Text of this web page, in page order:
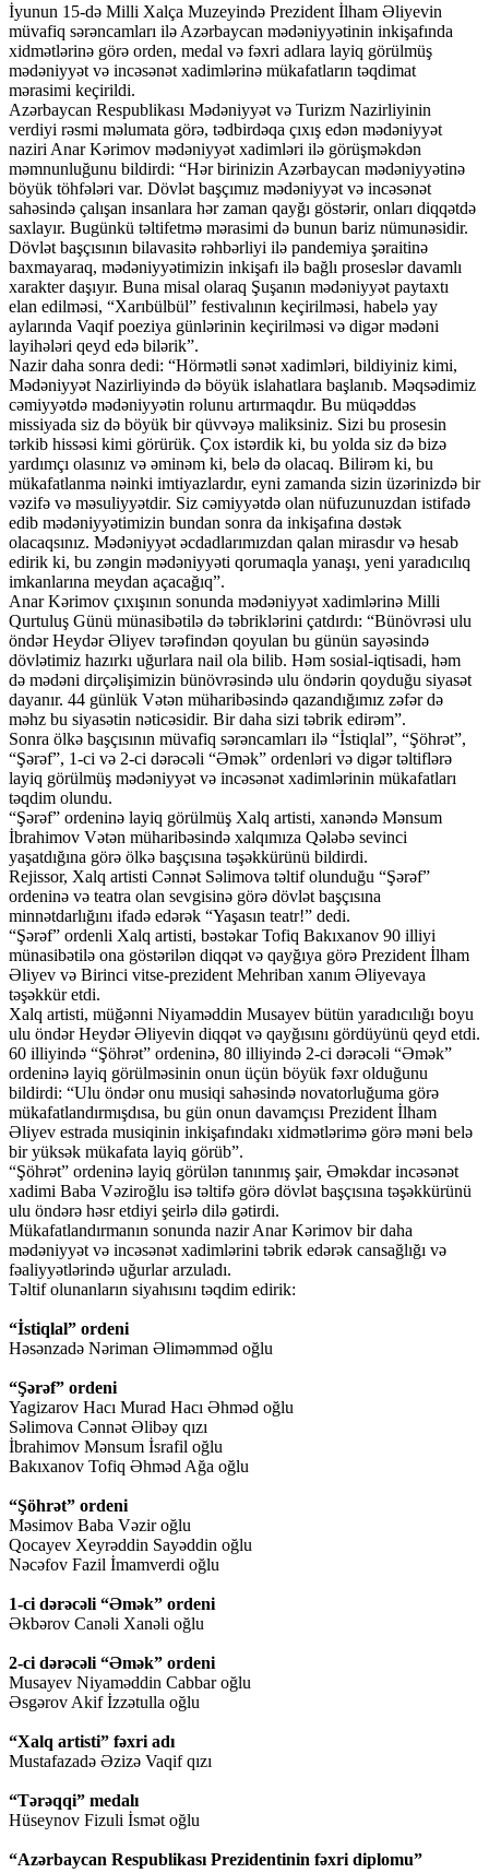
İyunun 15-də Milli Xalça Muzeyində Prezident İlham Əliyevin
müvafiq sərəncamları ilə Azərbaycan mədəniyyətinin inkişafında
xidmətlərinə görə orden, medal və fəxri adlara layiq görülmüş
mədəniyyət və incəsənət xadimlərinə mükafatların təqdimat
mərasimi keçirildi.
Azərbaycan Respublikası Mədəniyyət və Turizm Nazirliyinin
verdiyi rəsmi məlumata görə, tədbirdəqa çıxış edən mədəniyyət
naziri Anar Kərimov mədəniyyət xadimləri ilə görüşməkdən
məmnunluğunu bildirdi: “Hər birinizin Azərbaycan mədəniyyətinə
böyük töhfələri var. Dövlət başçımız mədəniyyət və incəsənət
sahəsində çalışan insanlara hər zaman qayğı göstərir, onları diqqətdə
saxlayır. Bugünkü təltifetmə mərasimi də bunun bariz nümunəsidir.
Dövlət başçısının bilavasitə rəhbərliyi ilə pandemiya şəraitinə
baxmayaraq, mədəniyyətimizin inkişafı ilə bağlı proseslər davamlı
xarakter daşıyır. Buna misal olaraq Şuşanın mədəniyyət paytaxtı
elan edilməsi, “Xarıbülbül” festivalının keçirilməsi, habelə yay
aylarında Vaqif poeziya günlərinin keçirilməsi və digər mədəni
layihələri qeyd edə bilərik”.
Nazir daha sonra dedi: “Hörmətli sənət xadimləri, bildiyiniz kimi,
Mədəniyyət Nazirliyində də böyük islahatlara başlanıb. Məqsədimiz
cəmiyyətdə mədəniyyətin rolunu artırmaqdır. Bu müqəddəs
missiyada siz də böyük bir qüvvəyə maliksiniz. Sizi bu prosesin
tərkib hissəsi kimi görürük. Çox istərdik ki, bu yolda siz də bizə
yardımçı olasınız və əminəm ki, belə də olacaq. Bilirəm ki, bu
mükafatlanma nəinki imtiyazlardır, eyni zamanda sizin üzərinizdə bir
vəzifə və məsuliyyətdir. Siz cəmiyyətdə olan nüfuzunuzdan istifadə
edib mədəniyyətimizin bundan sonra da inkişafına dəstək
olacaqsınız. Mədəniyyət əcdadlarımızdan qalan mirasdır və hesab
edirik ki, bu zəngin mədəniyyəti qorumaqla yanaşı, yeni yaradıcılıq
imkanlarına meydan açacağıq”.
Anar Kərimov çıxışının sonunda mədəniyyət xadimlərinə Milli
Qurtuluş Günü münasibətilə də təbriklərini çatdırdı: “Bünövrəsi ulu
öndər Heydər Əliyev tərəfindən qoyulan bu günün sayəsində
dövlətimiz hazırkı uğurlara nail ola bilib. Həm sosial-iqtisadi, həm
də mədəni dirçəlişimizin bünövrəsində ulu öndərin qoyduğu siyasət
dayanır. 44 günlük Vətən müharibəsində qazandığımız zəfər də
məhz bu siyasətin nəticəsidir. Bir daha sizi təbrik edirəm”.
Sonra ölkə başçısının müvafiq sərəncamları ilə “İstiqlal”, “Şöhrət”,
“Şərəf”, 1-ci və 2-ci dərəcəli “Əmək” ordenləri və digər təltiflərə
layiq görülmüş mədəniyyət və incəsənət xadimlərinin mükafatları
təqdim olundu.
“Şərəf” ordeninə layiq görülmüş Xalq artisti, xanəndə Mənsum
İbrahimov Vətən müharibəsində xalqımıza Qələbə sevinci
yaşatdığına görə ölkə başçısına təşəkkürünü bildirdi.
Rejissor, Xalq artisti Cənnət Səlimova təltif olunduğu “Şərəf”
ordeninə və teatra olan sevgisinə görə dövlət başçısına
minnətdarlığını ifadə edərək “Yaşasın teatr!” dedi.
“Şərəf” ordenli Xalq artisti, bəstəkar Tofiq Bakıxanov 90 illiyi
münasibətilə ona göstərilən diqqət və qayğıya görə Prezident İlham
Əliyev və Birinci vitse-prezident Mehriban xanım Əliyevaya
təşəkkür etdi.
Xalq artisti, müğənni Niyaməddin Musayev bütün yaradıcılığı boyu
ulu öndər Heydər Əliyevin diqqət və qayğısını gördüyünü qeyd etdi.
60 illiyində “Şöhrət” ordeninə, 80 illiyində 2-ci dərəcəli “Əmək”
ordeninə layiq görülməsinin onun üçün böyük fəxr olduğunu
bildirdi: “Ulu öndər onu musiqi sahəsində novatorluğuma görə
mükafatlandırmışdısa, bu gün onun davamçısı Prezident İlham
Əliyev estrada musiqinin inkişafındakı xidmətlərimə görə məni belə
bir yüksək mükafata layiq görüb”.
“Şöhrət” ordeninə layiq görülən tanınmış şair, Əməkdar incəsənət
xadimi Baba Vəziroğlu isə təltifə görə dövlət başçısına təşəkkürünü
ulu öndərə həsr etdiyi şeirlə dilə gətirdi.
Mükafatlandırmanın sonunda nazir Anar Kərimov bir daha
mədəniyyət və incəsənət xadimlərini təbrik edərək cansağlığı və
fəaliyyətlərində uğurlar arzuladı.
Təltif olunanların siyahısını təqdim edirik:
“İstiqlal” ordeni
Həsənzadə Nəriman Əliməmməd oğlu
“Şərəf” ordeni
Yagizarov Hacı Murad Hacı Əhməd oğlu
Səlimova Cənnət Əlibəy qızı
İbrahimov Mənsum İsrafil oğlu
Bakıxanov Tofiq Əhməd Ağa oğlu
“Şöhrət” ordeni
Məsimov Baba Vəzir oğlu
Qocayev Xeyrəddin Sayəddin oğlu
Nəcəfov Fazil İmamverdi oğlu
1-ci dərəcəli “Əmək” ordeni
Əkbərov Canəli Xanəli oğlu
2-ci dərəcəli “Əmək” ordeni
Musayev Niyaməddin Cabbar oğlu
Əsgərov Akif İzzətulla oğlu
“Xalq artisti” fəxri adı
Mustafazadə Əzizə Vaqif qızı
“Tərəqqi” medalı
Hüseynov Fizuli İsmət oğlu
“Azərbaycan Respublikası Prezidentinin fəxri diplomu”